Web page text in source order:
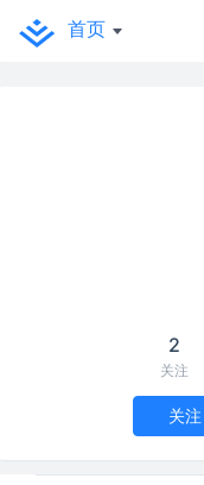
首页
2
关注
关注